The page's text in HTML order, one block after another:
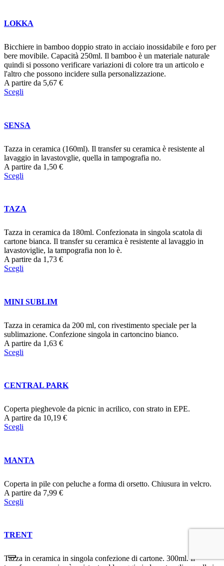
LOKKA
Bicchiere in bamboo doppio strato in acciaio inossidabile e foro per
bere movibile. Capacità 250ml. Il bamboo è un materiale naturale
quindi si possono verificare variazioni di colore tra un articolo e
l'altro che possono incidere sulla personalizzazione.
A partire da 5,67 €
Scegli
SENSA
Tazza in ceramica (160ml). Il transfer su ceramica è resistente al
lavaggio in lavastovglie, quella in tampografia no.
A partire da 1,50 €
Scegli
TAZA
Tazza in ceramica da 180ml. Confezionata in singola scatola di
cartone bianca. Il transfer su ceramica è resistente al lavaggio in
lavastoviglie, la tampografia non lo è.
A partire da 1,73 €
Scegli
MINI SUBLIM
Tazza in ceramica da 200 ml, con rivestimento speciale per la
sublimazione. Confezione singola in cartoncino bianco.
A partire da 1,63 €
Scegli
CENTRAL PARK
Coperta pieghevole da picnic in acrilico, con strato in EPE.
A partire da 10,19 €
Scegli
MANTA
Coperta in pile con peluche a forma di orsetto. Chiusura in velcro.
A partire da 7,99 €
Scegli
TRENT
Tazza in ceramica in singola confezione di cartone. 300ml. Il